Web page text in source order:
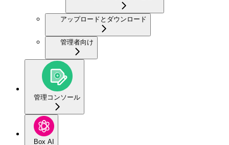
アップロードとダウンロード
管理者向け
管理コンソール
Box AI